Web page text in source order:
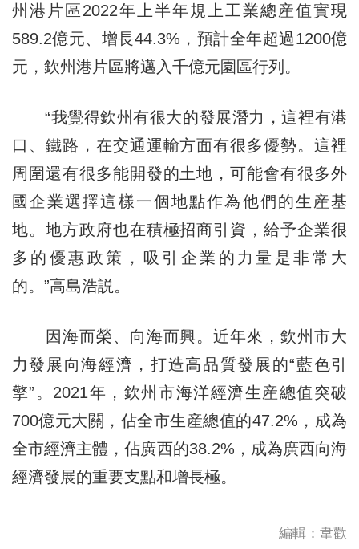
州港片區2022年上半年規上工業總産值實現
589.2億元、增長44.3%，預計全年超過1200億
元，欽州港片區將邁入千億元園區行列。
“我覺得欽州有很大的發展潛力，這裡有港
口、鐵路，在交通運輸方面有很多優勢。這裡
周圍還有很多能開發的土地，可能會有很多外
國企業選擇這樣一個地點作為他們的生産基
地。地方政府也在積極招商引資，給予企業很
多的優惠政策，吸引企業的力量是非常大
的。”高島浩説。
因海而榮、向海而興。近年來，欽州市大
力發展向海經濟，打造高品質發展的“藍色引
擎”。2021年，欽州市海洋經濟生産總值突破
700億元大關，佔全市生産總值的47.2%，成為
全市經濟主體，佔廣西的38.2%，成為廣西向海
經濟發展的重要支點和增長極。
編輯：韋歡